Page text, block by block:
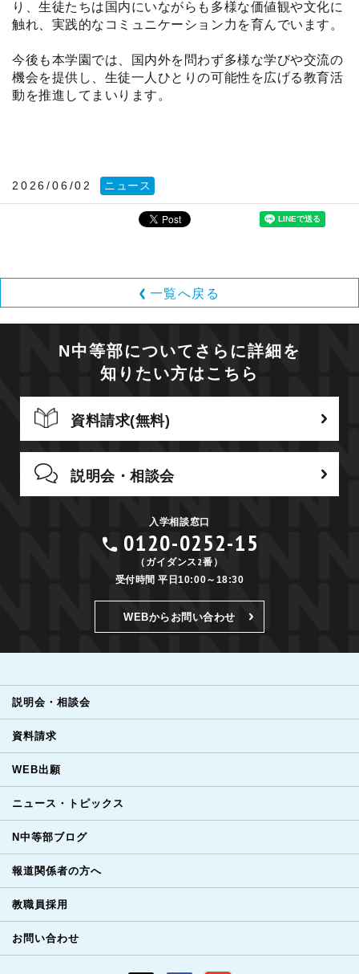
り、生徒たちは国内にいながらも多様な価値観や文化に
触れ、実践的なコミュニケーション力を育んでいます。
今後も本学園では、国内外を問わず多様な学びや交流の
機会を提供し、生徒一人ひとりの可能性を広げる教育活
動を推進してまいります。
2026/06/02 ニュース
一覧へ戻る
N中等部についてさらに詳細を
知りたい方はこちら
資料請求(無料)
説明会・相談会
入学相談窓口
0120-0252-15
（ガイダンス2番）
受付時間 平日10:00～18:30
WEBからお問い合わせ
説明会・相談会
資料請求
WEB出願
ニュース・トピックス
N中等部ブログ
報道関係者の方へ
教職員採用
お問い合わせ